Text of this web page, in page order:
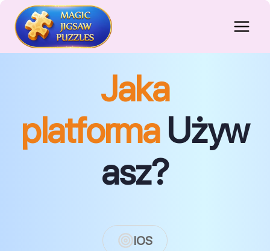
Przejdź
treści
Jaka
platformaUżyw
asz?
IOS